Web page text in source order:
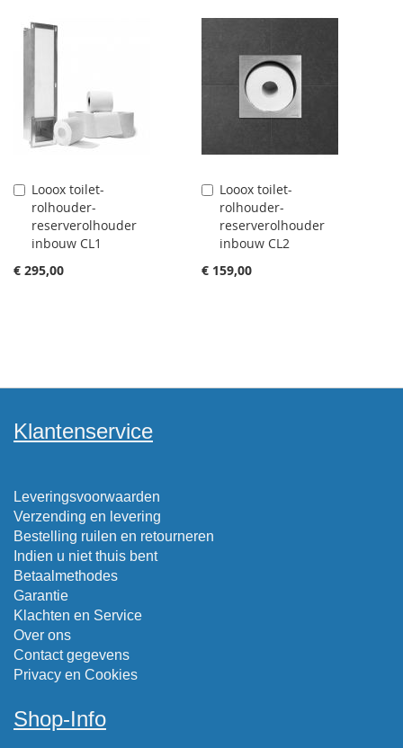
Looox toilet-
rolhouder-
reserverolhouder
inbouw CL1
€ 295,00
Aan
winkelwagen
toevoegen
Looox toilet-
rolhouder-
reserverolhouder
inbouw CL2
€ 159,00
Aan
winkelwagen
toevoegen
Klantenservice
Leveringsvoorwaarden
Verzending en levering
Bestelling ruilen en retourneren
Indien u niet thuis bent
Betaalmethodes
Garantie
Klachten en Service
Over ons
Contact gegevens
Privacy en Cookies
Shop-Info